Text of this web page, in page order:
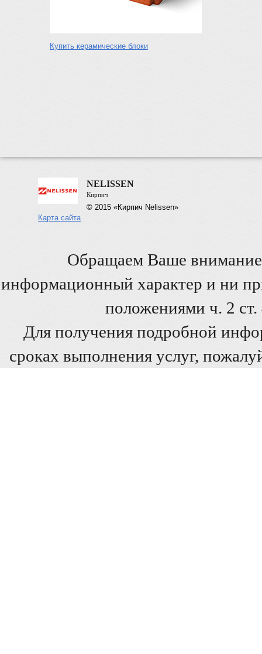
Купить керамические блоки
NELISSEN
Кирпич
© 2015 «Кирпич Nelissen»
Карта сайта
Обращаем Ваше внимание
информационный характер и ни
положениями ч. 2
Для получения подробной
сроках выполнения услуг,